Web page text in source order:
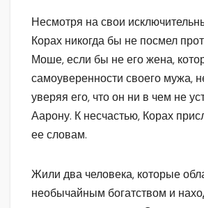
Несмотря на свои
Корах никогда бы не посмел
Моше, если бы не его жена,
самоуверенности своего мужа,
уверяя его, что он ни в чем не
Аарону. К несчастью, Корах
ее словам.
Жили два человека, которые
необычайным богатством и